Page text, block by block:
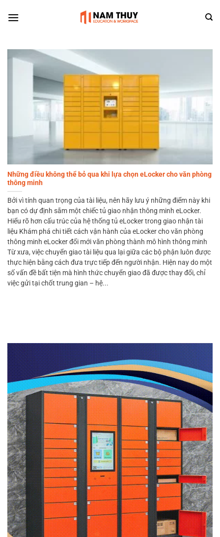
Những điều không thể bỏ qua khi lựa chọn eLocker cho văn phòng
thông minh
Bởi vì tính quan trọng của tài liệu, nên hãy lưu ý những điểm này khi
bạn có dự định sắm một chiếc tủ giao nhận thông minh eLocker.
Hiểu rõ hơn cấu trúc của hệ thống tủ eLocker trong giao nhận tài
liệu Khám phá chi tiết cách vận hành của eLocker cho văn phòng
thông minh eLocker đổi mới văn phòng thành mô hình thông minh
Từ xưa, việc chuyển giao tài liệu qua lại giữa các bộ phận luôn được
thực hiện bằng cách đưa trực tiếp đến người nhận. Hiện nay do một
số vấn đề bất tiện mà hình thức chuyển giao đã được thay đổi, chỉ
việc gửi tại chốt trung gian – hệ...